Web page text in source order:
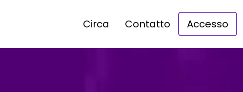
Circa Contatto Accesso